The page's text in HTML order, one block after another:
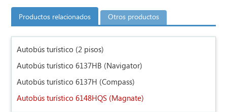
Productos relacionados Otros productos
Autobús turístico (2 pisos)
Autobús turístico 6137HB (Navigator)
Autobús turístico 6137H (Compass)
Autobús turístico 6148HQS (Magnate)